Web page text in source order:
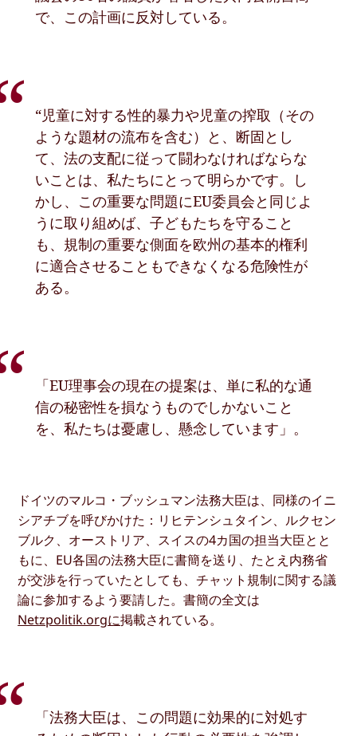
で、この計画に反対している。
“児童に対する性的暴力や児童の搾取（その
ような題材の流布を含む）と、断固とし
て、法の支配に従って闘わなければならな
いことは、私たちにとって明らかです。し
かし、この重要な問題にEU委員会と同じよ
うに取り組めば、子どもたちを守ること
も、規制の重要な側面を欧州の基本的権利
に適合させることもできなくなる危険性が
ある。
「EU理事会の現在の提案は、単に私的な通
信の秘密性を損なうものでしかないこと
を、私たちは憂慮し、懸念しています」。
ドイツのマルコ・ブッシュマン法務大臣は、同様のイニ
シアチブを呼びかけた：リヒテンシュタイン、ルクセン
ブルク、オーストリア、スイスの4カ国の担当大臣とと
もに、EU各国の法務大臣に書簡を送り、たとえ内務省
が交渉を行っていたとしても、チャット規制に関する議
論に参加するよう要請した。書簡の全文は
Netzpolitik.orgに掲載されている。
「法務大臣は、この問題に効果的に対処す